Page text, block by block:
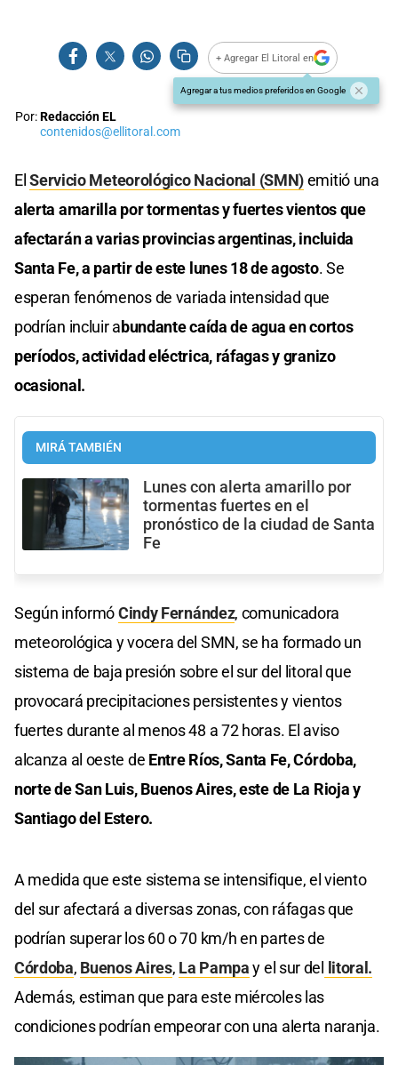
+ Agregar El Litoral en
Agregar a tus medios preferidos en Google
Por:Redacción EL
contenidos@ellitoral.com
ElServicio Meteorológico Nacional (SMN)emitió una
alerta amarilla por tormentas y fuertes vientos que
afectarán a varias provincias argentinas, incluida
Santa Fe, a partir de este lunes 18 de agosto. Se
esperan fenómenos de variada intensidad que
podrían incluir abundante caída de agua en cortos
períodos, actividad eléctrica, ráfagas y granizo
ocasional.
MIRÁ TAMBIÉN
Lunes con alerta amarillo por
tormentas fuertes en el
pronóstico de la ciudad de Santa
Fe
Según informóCindy Fernández, comunicadora
meteorológica y vocera del SMN, se ha formado un
sistema de baja presión sobre el sur del litoral que
provocará precipitaciones persistentes y vientos
fuertes durante al menos 48 a 72 horas. El aviso
alcanza al oeste de Entre Ríos, Santa Fe, Córdoba,
norte de San Luis, Buenos Aires, este de La Rioja y
Santiago del Estero.
A medida que este sistema se intensifique, el viento
del sur afectará a diversas zonas, con ráfagas que
podrían superar los 60 o 70 km/h en partes de
Córdoba, Buenos Aires, La Pampay el sur del
litoral.
Además, estiman que para este miércoles las
condiciones podrían empeorar con una alerta naranja.